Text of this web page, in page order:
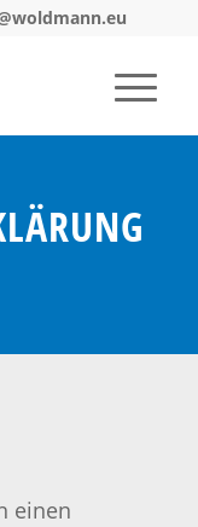
einen